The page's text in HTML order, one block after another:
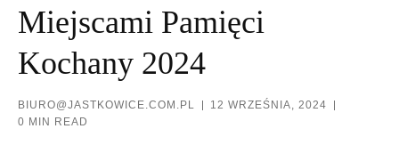
Miejscami Pamięci
Kochany 2024
BIURO@JASTKOWICE.COM.PL
12 WRZEŚNIA, 2024
0 MIN READ